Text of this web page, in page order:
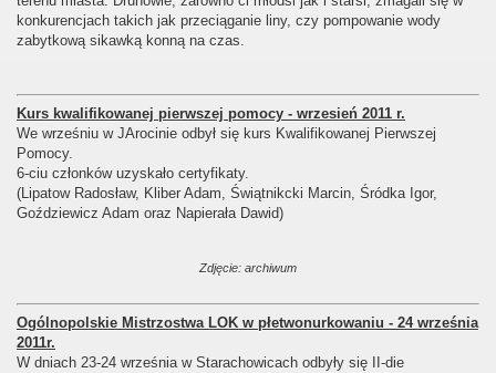
konkurencjach takich jak przeciąganie liny, czy pompowanie wody
zabytkową sikawką konną na czas.
Kurs kwalifikowanej pierwszej pomocy - wrzesień 2011 r.
We wrześniu w JArocinie odbył się kurs Kwalifikowanej Pierwszej
Pomocy.
6-ciu członków uzyskało certyfikaty.
(Lipatow Radosław, Kliber Adam, Świątnikcki Marcin, Śródka Igor,
Goździewicz Adam oraz Napierała Dawid)
Zdjęcie: archiwum
Ogólnopolskie Mistrzostwa LOK w płetwonurkowaniu - 24 września
2011r.
W dniach 23-24 września w Starachowicach odbyły się II-die